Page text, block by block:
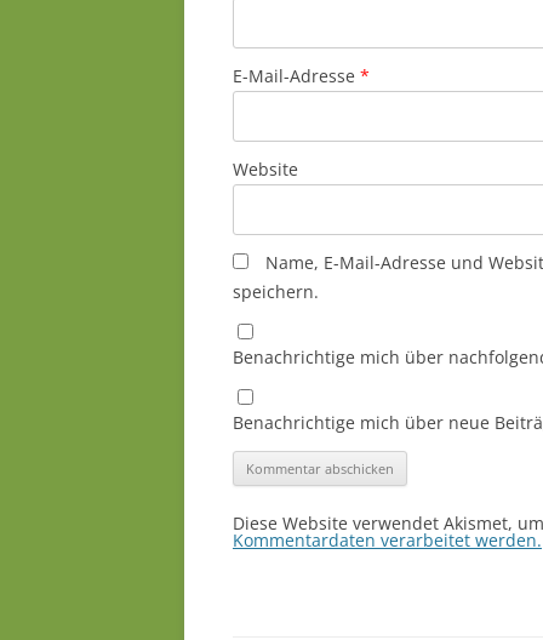
E-Mail-Adresse *
Website
Name, E-Mail-Adresse und
speichern.
Benachrichtige mich über
Benachrichtige mich über neue
Diese Website verwendet Akismet,
Kommentardaten verarbeitet werden.